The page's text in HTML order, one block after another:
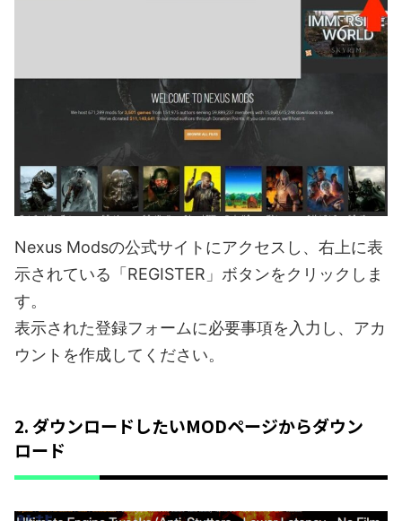
Nexus Modsの公式サイトにアクセスし、右上に表
示されている「REGISTER」ボタンをクリックしま
す。
表示された登録フォームに必要事項を入力し、アカ
ウントを作成してください。
2. ダウンロードしたいMODページからダウン
ロード